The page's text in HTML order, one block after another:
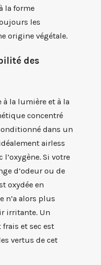
la forme
les
origine végétale.
des
à la lumière et à la
concentré
dans un
airless
Si votre
d’odeur ou de
oxydée en
n’a alors plus
irritante. Un
et sec est
vertus de cet